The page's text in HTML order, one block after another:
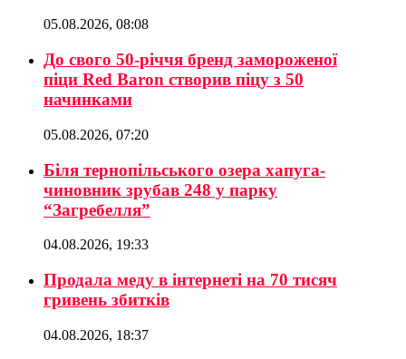
05.08.2026, 08:08
До свого 50-річчя бренд замороженої
піци Red Baron створив піцу з 50
начинками
05.08.2026, 07:20
Біля тернопільського озера хапуга-
чиновник зрубав 248 у парку
“Загребелля”
04.08.2026, 19:33
Продала меду в інтернеті на 70 тисяч
гривень збитків
04.08.2026, 18:37